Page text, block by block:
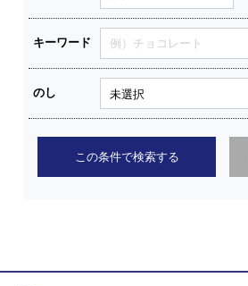
キーワード
のし
この条件で検索する